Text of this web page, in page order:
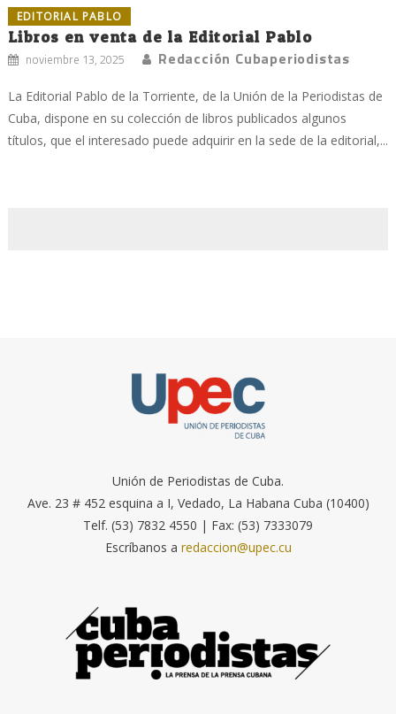
EDITORIAL PABLO
Libros en venta de la Editorial Pablo
noviembre 13, 2025 Redacción Cubaperiodistas
La Editorial Pablo de la Torriente, de la Unión de la Periodistas de
Cuba, dispone en su colección de libros publicados algunos
títulos, que el interesado puede adquirir en la sede de la editorial,...
Unión de Periodistas de Cuba.
Ave. 23 # 452 esquina a I, Vedado, La Habana Cuba (10400)
Telf. (53) 7832 4550 | Fax: (53) 7333079
Escríbanos a redaccion@upec.cu